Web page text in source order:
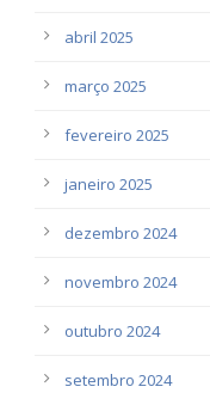
abril 2025
março 2025
fevereiro 2025
janeiro 2025
dezembro 2024
novembro 2024
outubro 2024
setembro 2024